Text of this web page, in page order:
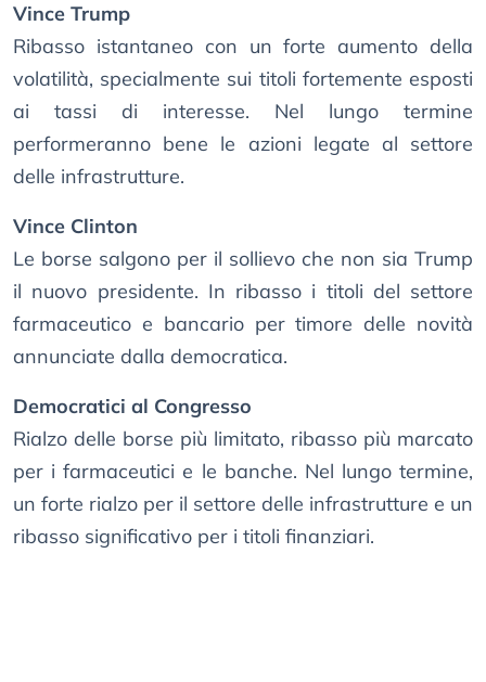
Vince Trump
Ribasso istantaneo con un forte aumento della
volatilità, specialmente sui titoli fortemente esposti
ai tassi di interesse. Nel lungo termine
performeranno bene le azioni legate al settore
delle infrastrutture.
Vince Clinton
Le borse salgono per il sollievo che non sia Trump
il nuovo presidente. In ribasso i titoli del settore
farmaceutico e bancario per timore delle novità
annunciate dalla democratica.
Democratici al Congresso
Rialzo delle borse più limitato, ribasso più marcato
per i farmaceutici e le banche. Nel lungo termine,
un forte rialzo per il settore delle infrastrutture e un
ribasso significativo per i titoli finanziari.